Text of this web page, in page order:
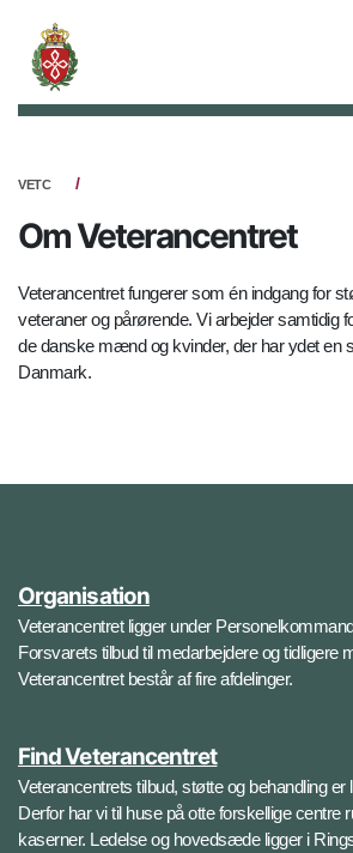
VETC
Om Veterancentret
Veterancentret fungerer som én indgang for
veteraner og pårørende. Vi arbejder samtidig
de danske mænd og kvinder, der har ydet en
Danmark.
Organisation
Veterancentret ligger under
Forsvarets tilbud til medarbejdere og tidligere
Veterancentret består af fire afdelinger.
Find Veterancentret
Veterancentrets tilbud, støtte og behandling
Derfor har vi til huse på otte forskellige centre
kaserner. Ledelse og hovedsæde ligger i